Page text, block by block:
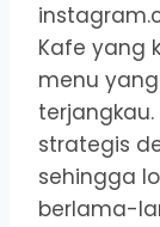
Kafe yang
menu
strategis
sehingga
berlama-